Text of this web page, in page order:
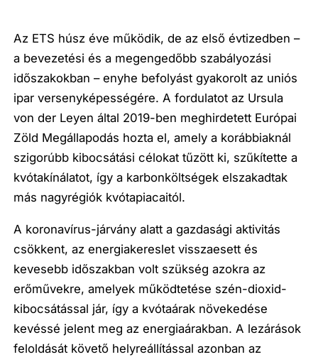
Az ETS húsz éve működik, de az első évtizedben –
a bevezetési és a megengedőbb szabályozási
időszakokban – enyhe befolyást gyakorolt az uniós
ipar versenyképességére. A fordulatot az Ursula
von der Leyen által 2019-ben meghirdetett Európai
Zöld Megállapodás hozta el, amely a korábbiaknál
szigorúbb kibocsátási célokat tűzött ki, szűkítette a
kvótakínálatot, így a karbonköltségek elszakadtak
más nagyrégiók kvótapiacaitól.
A koronavírus-járvány alatt a gazdasági aktivitás
csökkent, az energiakereslet visszaesett és
kevesebb időszakban volt szükség azokra az
erőművekre, amelyek működtetése szén-dioxid-
kibocsátással jár, így a kvótaárak növekedése
kevéssé jelent meg az energiaárakban. A lezárások
feloldását követő helyreállítással azonban az